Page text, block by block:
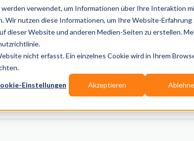
verwendet, um Informationen über Ihre Interaktion
Wir nutzen diese Informationen, um Ihre Website-Erfahrung
dieser Website und anderen Medien-Seiten zu erstellen.
nicht erfasst. Ein einzelnes Cookie wird in Ihrem
Einstellungen Akzeptieren
Publikationen Branchen-Infos Services
Wir suchen für Dich